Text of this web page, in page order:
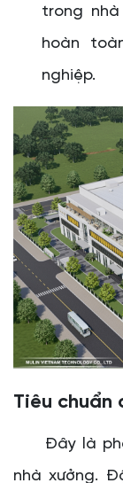
trong
hoàn
nghiệp.
Tiêu chuẩn
Đây là
nhà xưởng.